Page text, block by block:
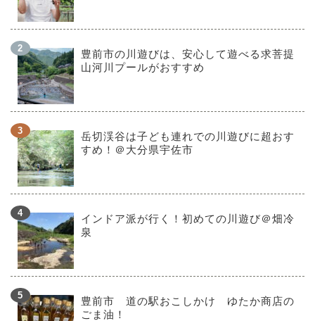
豊前市の川遊びは、安心して遊べる求菩提
山河川プールがおすすめ
岳切渓谷は子ども連れでの川遊びに超おす
すめ！＠大分県宇佐市
インドア派が行く！初めての川遊び＠畑冷
泉
豊前市 道の駅おこしかけ ゆたか商店の
ごま油！